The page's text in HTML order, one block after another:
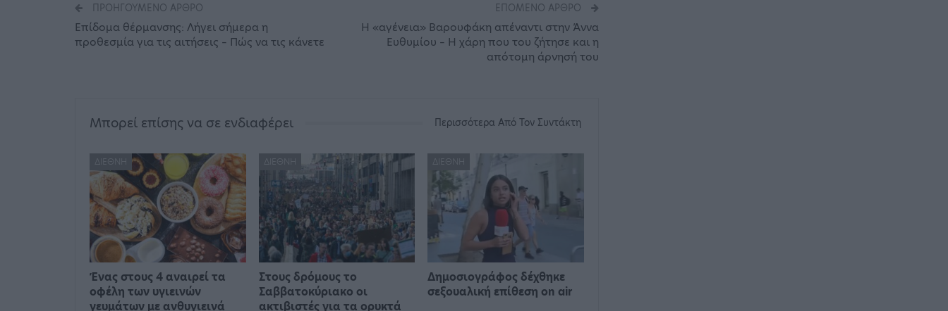
ΠΡΟΗΓΟΎΜΕΝΟ ΆΡΘΡΟ
Επίδομα θέρμανσης: Λήγει σήμερα η
προθεσμία για τις αιτήσεις – Πώς να τις κάνετε
ΕΠΌΜΕΝΟ ΆΡΘΡΟ
Η «αγένεια» Βαρουφάκη απέναντι στην Άννα
Ευθυμίου – Η χάρη που του ζήτησε και η
απότομη άρνησή του
Μπορεί επίσης να σε ενδιαφέρει Περισσότερα Από Τον Συντάκτη
ΔΙΕΘΝΉ
Ένας στους 4 αναιρεί τα
οφέλη των υγιεινών
γευμάτων με ανθυγιεινά
ΔΙΕΘΝΉ
Στους δρόμους το
Σαββατοκύριακο οι
ακτιβιστές για τα ορυκτά
ΔΙΕΘΝΉ
Δημοσιογράφος δέχθηκε
σεξουαλική επίθεση on air